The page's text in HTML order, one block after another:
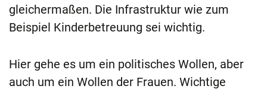
gleichermaßen. Die Infrastruktur wie zum
Beispiel Kinder­betreuung sei wichtig.
Hier gehe es um ein politisches Wollen, aber
auch um ein Wollen der Frauen. Wichtige